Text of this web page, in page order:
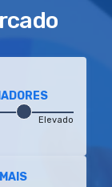
Elevado